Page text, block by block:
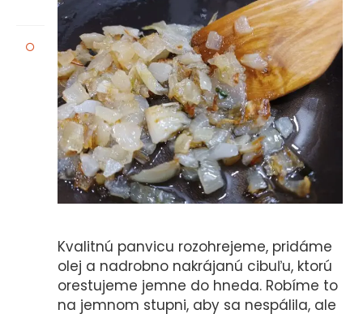
Kvalitnú panvicu rozohrejeme, pridáme
olej a nadrobno nakrájanú cibuľu, ktorú
orestujeme jemne do hneda. Robíme to
na jemnom stupni, aby sa nespálila, ale